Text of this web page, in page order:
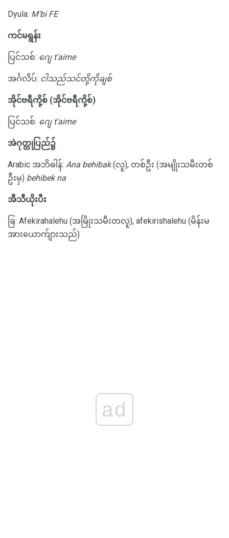
Dyula: M'bi FE
ကင်မရွန်း
ပြင်သစ်: ဂျေ t'aime
အင်္ဂလိပ်: ငါသည်သင်တို့ကိုချစ်
အိုင်ဗရီကို့စ် (အိုင်ဗရီကို့စ်)
ပြင်သစ်: ဂျေ t'aime
အဲဂုတ္တုပြည်၌
Arabic အဘိဓါန်: Ana behibak(လူ), တစ်ဦး (အမျိုးသမီးတစ်
ဦးမှ) behibek na
အီသီယိုးပီး
ခြ: Afekirahalehu (အမြိုးသမီးတလူ), afekirishalehu (မိန်းမ
အားယောက်ျားသည်)
ad